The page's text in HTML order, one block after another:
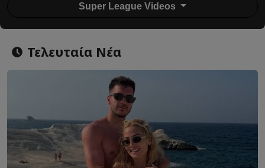
Super League Videos
Τελευταία Νέα